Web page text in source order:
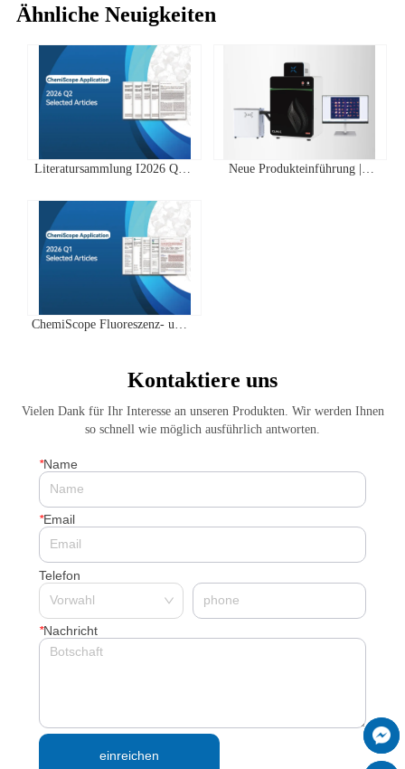
Ähnliche Neuigkeiten
Literatursammlung I2026 Q2
Anwendungen
Neue Produkteinführung |
ChemiScope Fluoreszenz- und
LiteraturzusammenfassungKontaktiere uns
Vielen Dank für Ihr Interesse an unseren Produkten. Wir werden Ihnen
so schnell wie möglich ausführlich antworten.
*Name
*Email
Telefon
*Nachricht
einreichen